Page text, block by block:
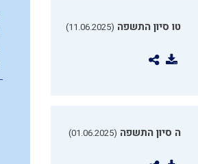
טו סיון התשפה (11.06.2025)
ה סיון התשפה (01.06.2025)